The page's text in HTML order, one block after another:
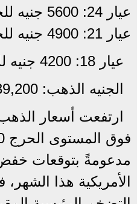
عيار 24: 5600 جنيه للجرام
عيار 21: 4900 جنيه للجرام
عيار 18: 4200 جنيه للجرام
الجنيه الذهب: 39,200 جنيه
ارتفعت أسعار
مدعومةً بتوقعات خفض
الأمريكية هذا